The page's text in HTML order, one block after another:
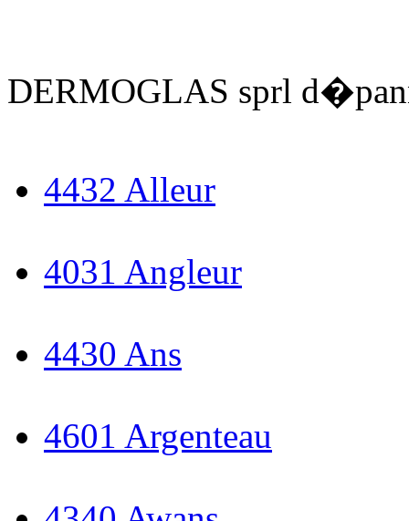
DERMOGLAS sprl
4432 Alleur
4031 Angleur
4430 Ans
4601 Argenteau